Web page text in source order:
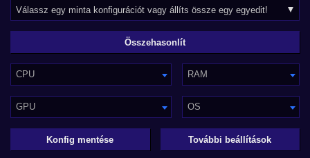
CPU RAM
GPU OS
Konfig mentése További beállítások